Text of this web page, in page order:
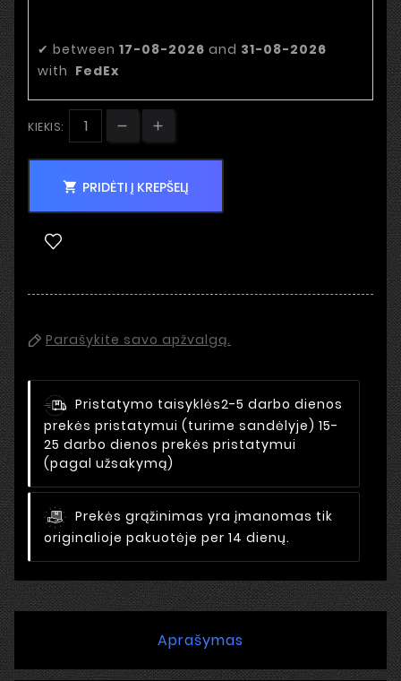
✔ between 17-08-2026 and 31-08-2026
with FedEx
KIEKIS:
 PRIDĖTI Į KREPŠELĮ
Parašykite savo apžvalgą.
Pristatymo taisyklės2-5 darbo dienos
prekės pristatymui (turime sandėlyje) 15-
25 darbo dienos prekės pristatymui
(pagal užsakymą)
Prekės grąžinimas yra įmanomas tik
originalioje pakuotėje per 14 dienų.
Aprašymas